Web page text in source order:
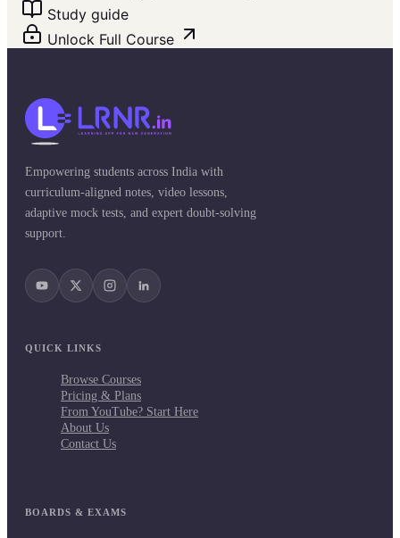
Study guide
Unlock Full Course
Empowering students across India with
curriculum-aligned notes, video lessons,
adaptive mock tests, and expert doubt-solving
support.
QUICK LINKS
Browse Courses
Pricing & Plans
From YouTube? Start Here
About Us
Contact Us
BOARDS & EXAMS